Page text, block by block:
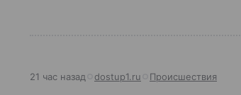
21 час назад dostup1.ru Происшествия